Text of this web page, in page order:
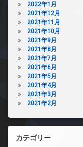
2022年1月
2021年12月
2021年11月
2021年10月
2021年9月
2021年8月
2021年7月
2021年6月
2021年5月
2021年4月
2021年3月
2021年2月
カテゴリー